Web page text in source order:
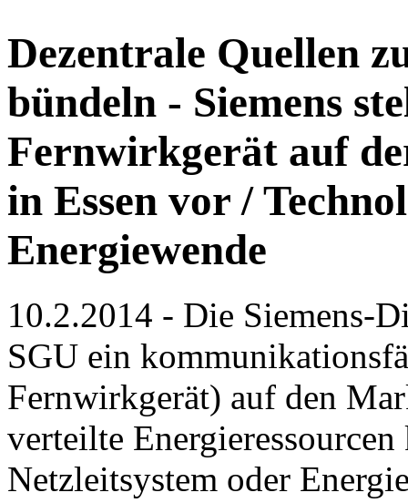
Dezentrale Quellen
bündeln - Siemens
Fernwirkgerät auf
in Essen vor /
Energiewende
10.2.2014 - Die Siemens-
SGU ein
Fernwirkgerät) auf den
verteilte
Netzleitsystem oder